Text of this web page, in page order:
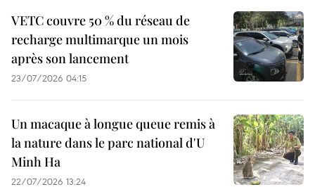
VETC couvre 50 % du réseau de
recharge multimarque un mois
après son lancement
23/07/2026 04:15
Un macaque à longue queue remis à
la nature dans le parc national d'U
Minh Ha
22/07/2026 13:24